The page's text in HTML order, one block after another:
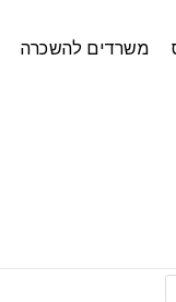
משרדים להשכרה